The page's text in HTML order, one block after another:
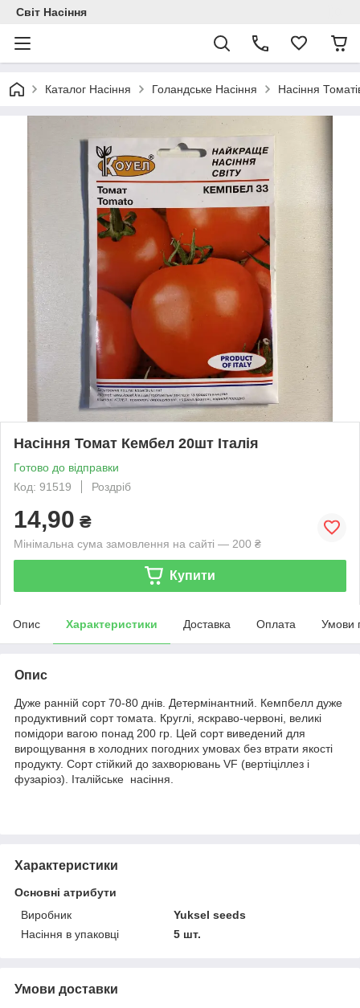
Світ Насіння
Каталог Насіння Голандське Насіння Насіння
Насіння Томат Кембел 20шт Італія
Готово до відправки
Код: 91519
Роздріб
14,90 ₴
Мінімальна сума замовлення на сайті — 200 ₴
Купити
Опис Характеристики Доставка Оплата Умови
Опис
Дуже ранній сорт 70-80 днів. Детермінантний. Кемпбелл дуже
продуктивний сорт томата. Круглі, яскраво-червоні, великі
помідори вагою понад 200 гр. Цей сорт виведений для
вирощування в холодних погодних умовах без втрати якості
продукту. Сорт стійкий до захворювань VF (вертіціллез і
фузаріоз). Італійське насіння.
Характеристики
Основні атрибути
Виробник
Yuksel seeds
Насіння в упаковці
5 шт.
Умови доставки